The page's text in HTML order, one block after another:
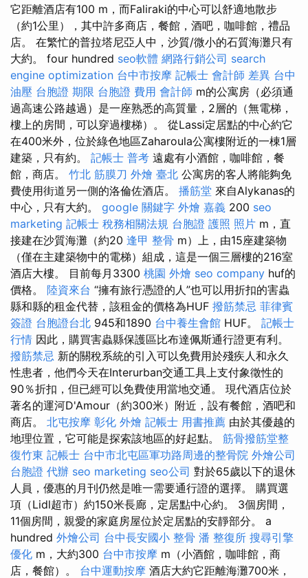
它距離酒店有100 m，而Faliraki的中心可以舒適地散步
（約1公里），其中許多商店，餐館，酒吧，咖啡館，禮品
店。 在繁忙的普拉塔尼亞人中，沙質/微小的石質海灘只有
大約。 four hundred seo軟體 網路行銷公司 search
engine optimization 台中市按摩 記帳士 會計師 差異 台中
油壓 台胞證 期限 台胞證 費用 會計師 m的公寓房（必須通
過高速公路越過）是一座熟悉的高質量，2層的（無電梯，
樓上的房間，可以穿過樓梯）。 從Lassi定居點的中心約它
在400米外，位於綠色地區Zaharoula公寓樓附近的一棟1層
建築，只有約。 記帳士 普考 遠處有小酒館，咖啡館，餐
館，商店。 竹北 筋膜刀 外燴 臺北 公寓房的客人將能夠免
費使用街道另一側的洛倫佐酒店。 播筋堂 來自Alykanas的
中心，只有大約。 google 關鍵字 外燴 嘉義 200 seo
marketing 記帳士 稅務相關法規 台胞證 護照 照片 m，直
接建在沙質海灘（約20 逢甲 整骨 m）上，由15座建築物
（僅在主建築物中的電梯）組成，這是一個三層樓的216室
酒店大樓。 目前每月3300 桃園 外燴 seo company huf的
價格。 陸資來台 “擁有旅行憑證的人”也可以用折扣的害蟲
縣和縣的租金代替，該租金的價格為HUF 撥筋禁忌 菲律賓
簽證 台胞證台北 945和1890 台中養生會館 HUF。 記帳士
行情 因此，購買害蟲縣保護區比布達佩斯通行證更有利。
撥筋禁忌 新的關稅系統的引入可以免費用於殘疾人和永久
性患者，他們今天在Interurban交通工具上支付象徵性的
90％折扣，但已經可以免費使用當地交通。 現代酒店位於
著名的運河D'Amour（約300米）附近，設有餐館，酒吧和
商店。 北屯按摩 彰化 外燴 記帳士 用書推薦 由於其優越的
地理位置，它可能是探索該地區的好起點。 筋骨撥筋堂整
復竹東 記帳士 台中市北屯區軍功路周邊的整骨院 外燴公司
台胞證 代辦 seo marketing seo公司 對於65歲以下的退休
人員，優惠的月刊仍然是唯一需要通行證的選擇。 購買選
項（Lidl超市）約150米長廊，定居點中心約。 3個房間，
11個房間，親愛的家庭房屋位於定居點的安靜部分。 a
hundred 外燴公司 台中長安國小 整骨 潘 整復所 搜尋引擎
優化 m，大約300 台中市按摩 m（小酒館，咖啡館，商
店，餐館）。 台中運動按摩 酒店大約它距離海灘700米，